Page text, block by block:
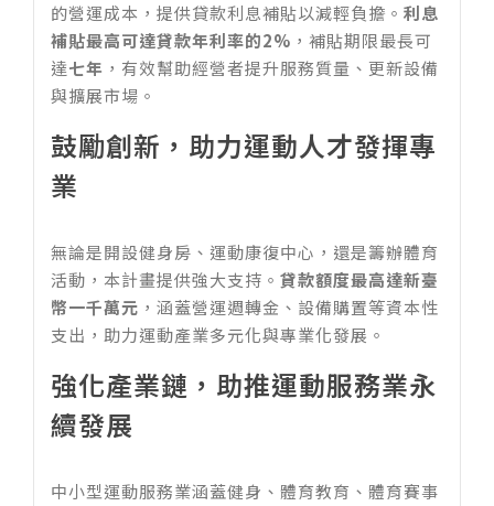
的營運成本，提供貸款利息補貼以減輕負擔。 利息
補貼最高可達貸款年利率的2% ，補貼期限最長可
達七年 ，有效幫助經營者提升服務質量、更新設備
與擴展市場。
鼓勵創新，助力運動人才發揮專
業
無論是開設健身房、運動康復中心，還是籌辦體育
活動，本計畫提供強大支持。 貸款額度最高達新臺
幣一千萬元 ，涵蓋營運週轉金、設備購置等資本性
支出，助力運動產業多元化與專業化發展。
強化產業鏈，助推運動服務業永
續發展
中小型運動服務業涵蓋健身、體育教育、體育賽事